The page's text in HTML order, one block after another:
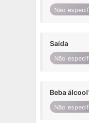
Não
Saída
Não
Beba
Não